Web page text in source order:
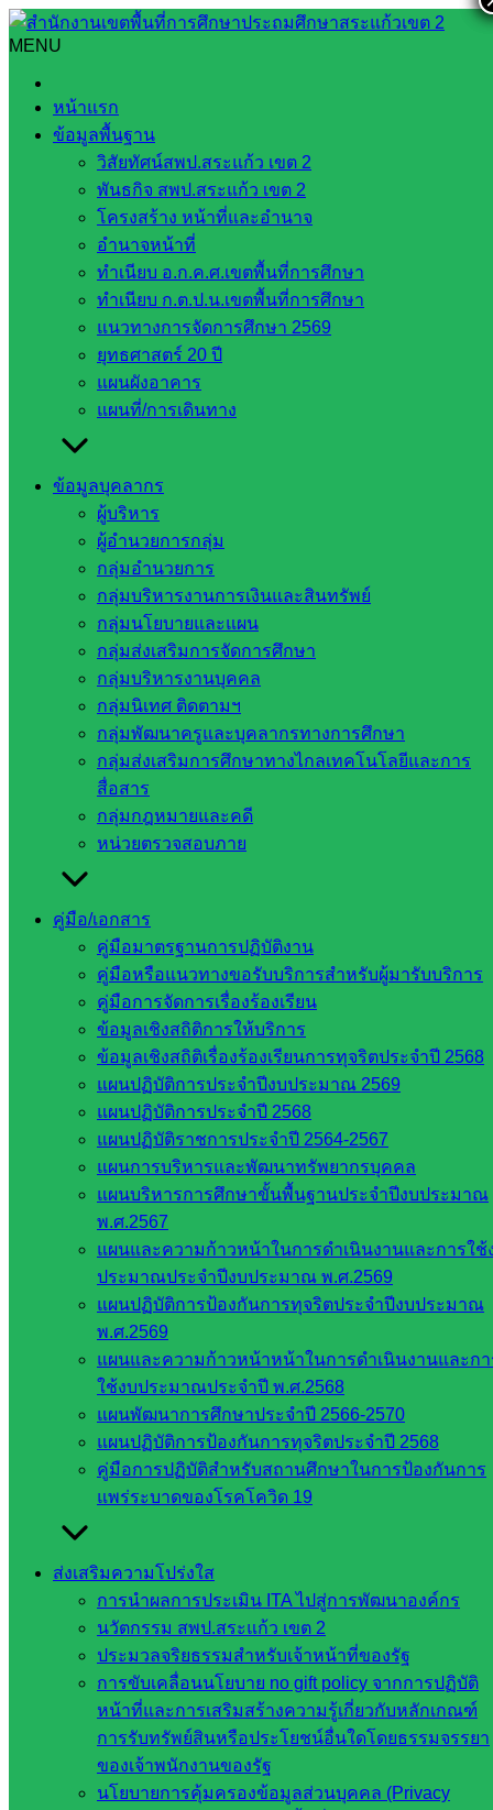
Skip
to
content
MENU
หน้าแรก
ข้อมูลพื้นฐาน
วิสัยทัศน์สพป.สระแก้ว เขต 2
พันธกิจ สพป.สระแก้ว เขต 2
โครงสร้าง หน้าที่และอำนาจ
อำนาจหน้าที่
ทำเนียบ อ.ก.ค.ศ.เขตพื้นที่การศึกษา
ทำเนียบ ก.ต.ป.น.เขตพื้นที่การศึกษา
แนวทางการจัดการศึกษา 2569
ยุทธศาสตร์ 20 ปี
แผนผังอาคาร
แผนที่/การเดินทาง
ข้อมูลบุคลากร
ผู้บริหาร
ผู้อำนวยการกลุ่ม
กลุ่มอำนวยการ
กลุ่มบริหารงานการเงินและสินทรัพย์
กลุ่มนโยบายและแผน
กลุ่มส่งเสริมการจัดการศึกษา
กลุ่มบริหารงานบุคคล
กลุ่มนิเทศ ติดตามฯ
กลุ่มพัฒนาครูและบุคลากรทางการศึกษา
กลุ่มส่งเสริมการศึกษาทางไกลเทคโนโลยีและการ
สื่อสาร
กลุ่มกฎหมายและคดี
หน่วยตรวจสอบภาย
คู่มือ/เอกสาร
คู่มือมาตรฐานการปฏิบัติงาน
คู่มือหรือแนวทางขอรับบริการสำหรับผู้มารับบริการ
คู่มือการจัดการเรื่องร้องเรียน
ข้อมูลเชิงสถิติการให้บริการ
ข้อมูลเชิงสถิติเรื่องร้องเรียนการทุจริตประจำปี 2568
แผนปฏิบัติการประจำปีงบประมาณ 2569
แผนปฏิบัติการประจำปี 2568
แผนปฏิบัติราชการประจำปี 2564-2567
แผนการบริหารและพัฒนาทรัพยากรบุคคล
แผนบริหารการศึกษาขั้นพื้นฐานประจำปีงบประมาณ
พ.ศ.2567
แผนและความก้าวหน้าในการดำเนินงานและการใช้
ประมาณประจำปีงบประมาณ พ.ศ.2569
แผนปฏิบัติการป้องกันการทุจริตประจำปีงบประมาณ
พ.ศ.2569
แผนและความก้าวหน้าหน้าในการดำเนินงานและก
ใช้งบประมาณประจำปี พ.ศ.2568
แผนพัฒนาการศึกษาประจำปี 2566-2570
แผนปฏิบัติการป้องกันการทุจริตประจำปี 2568
คู่มือการปฏิบัติสำหรับสถานศึกษาในการป้องกันการ
แพร่ระบาดของโรคโควิด 19
ส่งเสริมความโปร่งใส
การนำผลการประเมิน ITA ไปสู่การพัฒนาองค์กร
นวัตกรรม สพป.สระแก้ว เขต 2
ประมวลจริยธรรมสำหรับเจ้าหน้าที่ของรัฐ
การขับเคลื่อนนโยบาย no gift policy จากการปฏิบัติ
หน้าที่และการเสริมสร้างความรู้เกี่ยวกับหลักเกณฑ์
การรับทรัพย์สินหรือประโยชน์อื่นใดโดยธรรมจรรยา
ของเจ้าพนักงานของรัฐ
นโยบายการคุ้มครองข้อมูลส่วนบุคคล (Privacy
Search
ประชุมชี้แจงแนวทางการดำเนินงานการขอรับเงินอุดหนุน
ทางการศึกษาเพื่อขอรับหรือซื้อสิ่งอำนวยความสะดวก สื่อ
บริการ และความช่วยเหลืออื่นใดทางการศึกษา โดยระบบคูปอง
(ผ่านระบบออนไลน์)
ประชุมชี้แจงแนวทางการดำเนินงานการ
ขอรับเงินอุดหนุนทางการศึกษาเพื่อขอรับ
หรือซื้อสิ่งอำนวยความสะดวก สื่อ บริการ
และความช่วยเหลืออื่นใดทางการศึกษา
โดยระบบคูปอง (ผ่านระบบออนไลน์)
ประเมินผล
กลุ่มนิเทศติดตามฯ
Post Views: 70
นิเทศติดตามและประเมินผล
หน่วยงาน
กระทรวง
ศึกษาธิการ
กระทรวง
อุดมศึกษา
สำนักงาน
เลขาธิการ
สภาการ
สำนักงาน
กรรมการ
อาชีวศึกษา
สำนักงาน
กรรมการ
การศึกษา
ขั้นพื้น
รายชื่อ
มหาวิทยาลัย
ใน
ประเทศไทย
สำนักต่าง